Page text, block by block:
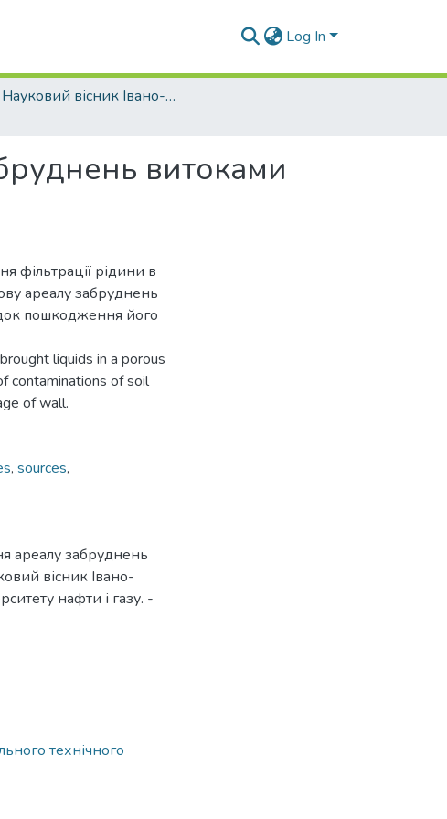
Log In
Науковий вісник Івано-Франківського національного технічного університету нафти і газу - 2012 - №2
витоками
фільтрації рідини в
ареалу забруднень
пошкодження його
liquids in a porous
contaminations of soil
of wall.
, sources,
ареалу забруднень
вісник Івано-
нафти і газу. -
технічного